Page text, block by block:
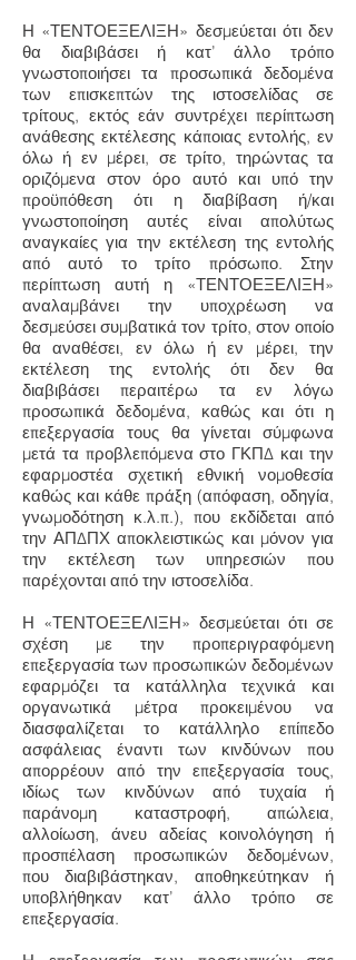
Η «ΤΕΝΤΟΕΞΕΛΙΞΗ» δεσμεύεται ότι δεν
θα διαβιβάσει ή κατ’ άλλο τρόπο
γνωστοποιήσει τα προσωπικά δεδομένα
των επισκεπτών της ιστοσελίδας σε
τρίτους, εκτός εάν συντρέχει περίπτωση
ανάθεσης εκτέλεσης κάποιας εντολής, εν
όλω ή εν μέρει, σε τρίτο, τηρώντας τα
οριζόμενα στον όρο αυτό και υπό την
προϋπόθεση ότι η διαβίβαση ή/και
γνωστοποίηση αυτές είναι απολύτως
αναγκαίες για την εκτέλεση της εντολής
από αυτό το τρίτο πρόσωπο. Στην
περίπτωση αυτή η «ΤΕΝΤΟΕΞΕΛΙΞΗ»
αναλαμβάνει την υποχρέωση να
δεσμεύσει συμβατικά τον τρίτο, στον οποίο
θα αναθέσει, εν όλω ή εν μέρει, την
εκτέλεση της εντολής ότι δεν θα
διαβιβάσει περαιτέρω τα εν λόγω
προσωπικά δεδομένα, καθώς και ότι η
επεξεργασία τους θα γίνεται σύμφωνα
μετά τα προβλεπόμενα στο ΓΚΠΔ και την
εφαρμοστέα σχετική εθνική νομοθεσία
καθώς και κάθε πράξη (απόφαση, οδηγία,
γνωμοδότηση κ.λ.π.), που εκδίδεται από
την ΑΠΔΠΧ αποκλειστικώς και μόνον για
την εκτέλεση των υπηρεσιών που
παρέχονται από την ιστοσελίδα.
Η «ΤΕΝΤΟΕΞΕΛΙΞΗ» δεσμεύεται ότι σε
σχέση με την προπεριγραφόμενη
επεξεργασία των προσωπικών δεδομένων
εφαρμόζει τα κατάλληλα τεχνικά και
οργανωτικά μέτρα προκειμένου να
διασφαλίζεται το κατάλληλο επίπεδο
ασφάλειας έναντι των κινδύνων που
απορρέουν από την επεξεργασία τους,
ιδίως των κινδύνων από τυχαία ή
παράνομη καταστροφή, απώλεια,
αλλοίωση, άνευ αδείας κοινολόγηση ή
προσπέλαση προσωπικών δεδομένων,
που διαβιβάστηκαν, αποθηκεύτηκαν ή
υποβλήθηκαν κατ’ άλλο τρόπο σε
επεξεργασία.